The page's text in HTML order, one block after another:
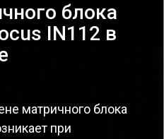
блока
IN112 в
матричного блока
при